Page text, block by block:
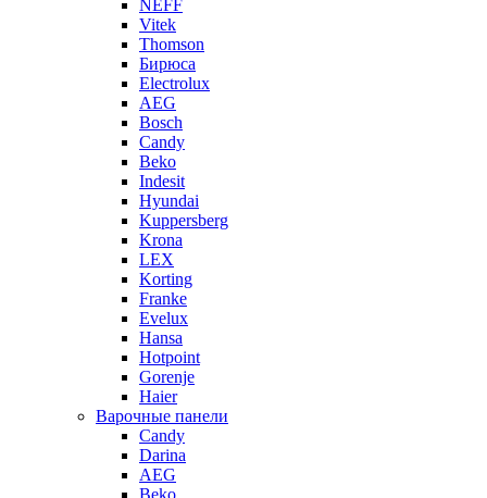
NEFF
Vitek
Thomson
Бирюса
Electrolux
AEG
Bosch
Candy
Beko
Indesit
Hyundai
Kuppersberg
Krona
LEX
Korting
Franke
Evelux
Hansa
Hotpoint
Gorenje
Haier
Варочные панели
Candy
Darina
AEG